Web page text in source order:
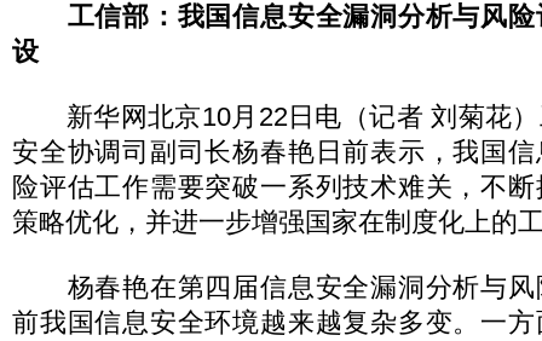
工信部：我国信息安全漏洞分析与风
设
新华网北京10月22日电（记者 刘菊花）
安全协调司副司长杨春艳日前表示，我国
险评估工作需要突破一系列技术难关，不
策略优化，并进一步增强国家在制度化上的
杨春艳在第四届信息安全漏洞分析与风
前我国信息安全环境越来越复杂多变。一